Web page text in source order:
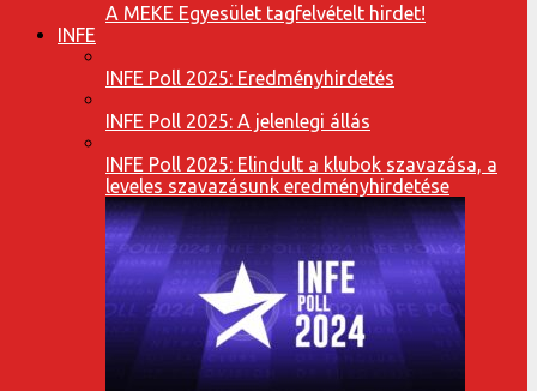
A MEKE Egyesület tagfelvételt hirdet!
INFE
INFE Poll 2025: Eredményhirdetés
INFE Poll 2025: A jelenlegi állás
INFE Poll 2025: Elindult a klubok szavazása, a
leveles szavazásunk eredményhirdetése